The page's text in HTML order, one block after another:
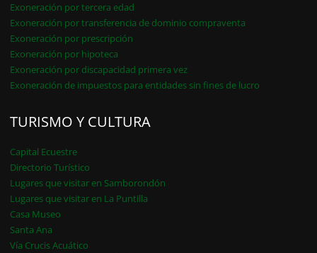
Exoneración por tercera edad
Exoneración por transferencia de dominio compraventa
Exoneración por prescripción
Exoneración por hipoteca
Exoneración por discapacidad primera vez
Exoneración de impuestos para entidades sin fines de lucro
TURISMO Y CULTURA
Capital Ecuestre
Directorio Turístico
Lugares que visitar en Samborondón
Lugares que visitar en La Puntilla
Casa Museo
Santa Ana
Vía Crucis Acuático